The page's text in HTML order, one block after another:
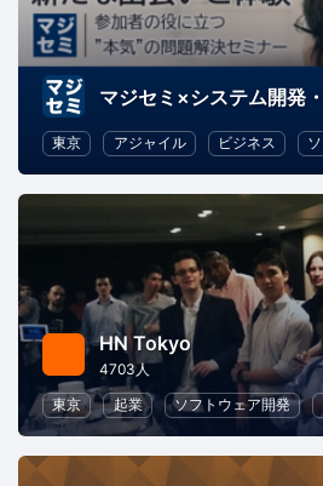
東京 アジャイル ビジネス
HN Tokyo
4703人
東京
起業 ソフトウェア開発